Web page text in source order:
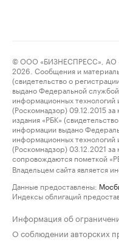
© ООО «БИЗНЕСПРЕСС», АО
2026. Сообщения и
(свидетельство о
выдано Федеральной
информационных технологий
(Роскомнадзор) 09.12.2015
издания «РБК»
информации выдано
информационных технологий
(Роскомнадзор) 03.12.2021
сопровождаются пометкой
Владельцем сайта является
Данные предоставлены:
Индексы облигаций
Информация об
О соблюдении авторских